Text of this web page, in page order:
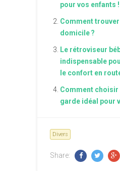
pour vos enfants !
Comment
domicile ?
Le rétroviseur
indispensable
le confort en
Comment choisir
garde idéal pour
Divers
Share: